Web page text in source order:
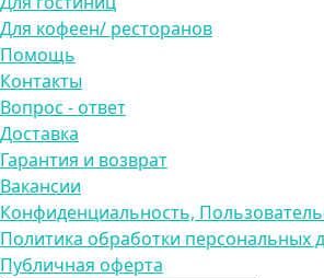
Для кофеен/ ресторанов
Помощь
Контакты
Вопрос - ответ
Доставка
Гарантия и возврат
Вакансии
Конфиденциальность,
Политика обработки персональных
Публичная оферта